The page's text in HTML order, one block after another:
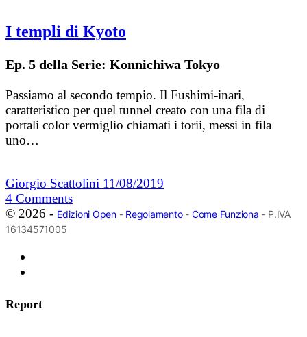
I templi di Kyoto
Ep. 5 della Serie: Konnichiwa Tokyo
Passiamo al secondo tempio. Il Fushimi-inari,
caratteristico per quel tunnel creato con una fila di
portali color vermiglio chiamati i torii, messi in fila
uno…
Giorgio Scattolini 11/08/2019
4 Comments
© 2026 - Edizioni Open- Regolamento- Come Funziona - P.IVA
16134571005
Report